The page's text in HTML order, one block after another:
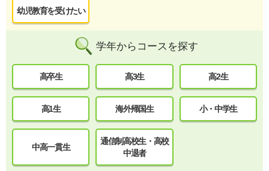
幼児教育を受けたい
学年からコースを探す
高卒生 高3生 高2生
高1生 海外帰国生 小・中学生
中高一貫生
通信制高校生・高校
中退者